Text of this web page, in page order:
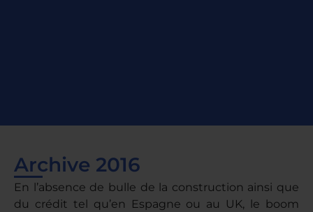
Archive 2016
En l’absence de bulle de la construction ainsi que
du crédit tel qu’en Espagne ou au UK, le boom